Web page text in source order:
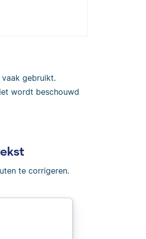
gebruikt.
wordt beschouwd
te corrigeren.